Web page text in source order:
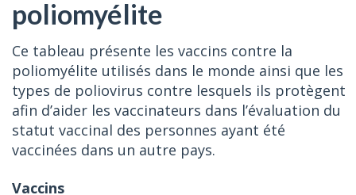
poliomyélite
Ce tableau présente les vaccins contre la
poliomyélite utilisés dans le monde ainsi que les
types de poliovirus contre lesquels ils protègent
afin d’aider les vaccinateurs dans l’évaluation du
statut vaccinal des personnes ayant été
vaccinées dans un autre pays.